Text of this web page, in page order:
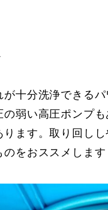
が十分洗浄できる
の弱い高圧ポンプ
ります。取り回し
をおススメします